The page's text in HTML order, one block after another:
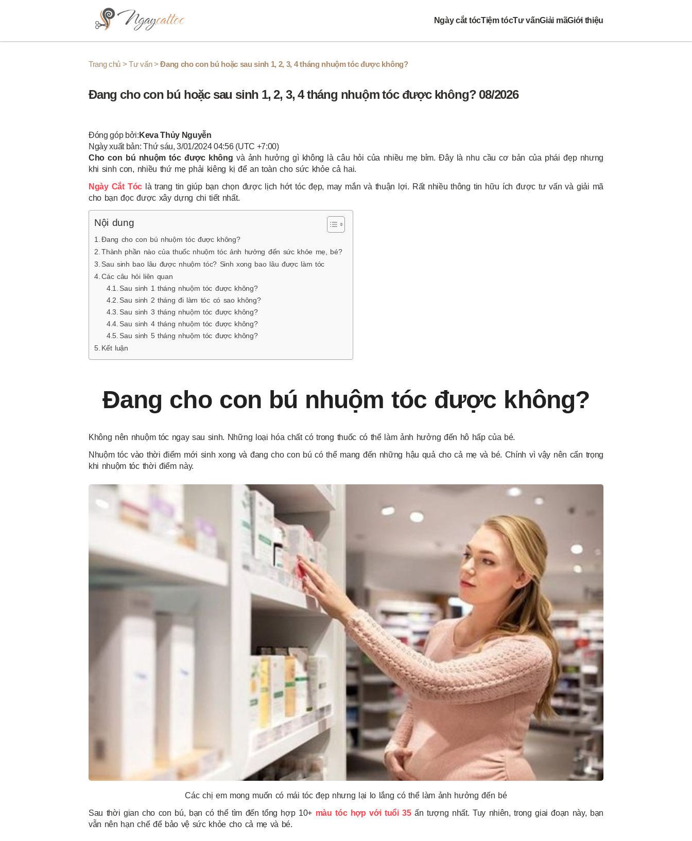
Ngày cắt tócTiệm tócTư vấnGiải mãGiới thiệu
Trang chủ >Tư vấn>Đang cho con bú hoặc sau sinh 1, 2, 3, 4 tháng nhuộm tóc được không?
Đang cho con bú hoặc sau sinh 1, 2, 3, 4 tháng nhuộm tóc được không? 08/2026
Đóng góp bởi: Keva Thủy Nguyễn
Ngày xuất bản: Thứ sáu, 3/01/2024 04:56 (UTC +7:00)
Cho con bú nhuộm tóc được không và ảnh hưởng gì không là câu hỏi của nhiều mẹ bỉm. Đây là nhu cầu cơ bản của phái đẹp nhưng
khi sinh con, nhiều thứ mẹ phải kiêng kị để an toàn cho sức khỏe cả hai.
Ngày Cắt Tóclà trang tin giúp bạn chọn được lịch hớt tóc đẹp, may mắn và thuận lợi. Rất nhiều thông tin hữu ích được tư vấn và giải mã
cho bạn đọc được xây dựng chi tiết nhất.
Nội dung
Đang cho con bú nhuộm tóc được không?
Thành phần nào của thuốc nhuộm tóc ảnh hưởng đến sức khỏe mẹ, bé?
Sau sinh bao lâu được nhuộm tóc? Sinh xong bao lâu được làm tóc
Các câu hỏi liên quan
Sau sinh 1 tháng nhuộm tóc được không?
Sau sinh 2 tháng đi làm tóc có sao không?
Sau sinh 3 tháng nhuộm tóc được không?
Sau sinh 4 tháng nhuộm tóc được không?
Sau sinh 5 tháng nhuộm tóc được không?
Kết luận
Đang cho con bú nhuộm tóc được không?
Không nên nhuộm tóc ngay sau sinh. Những loại hóa chất có trong thuốc có thể làm ảnh hưởng đến hô hấp của bé.
Nhuộm tóc vào thời điểm mới sinh xong và đang cho con bú có thể mang đến những hậu quả cho cả mẹ và bé. Chính vì vậy nên cẩn trọng
khi nhuộm tóc thời điểm này.
Các chị em mong muốn có mái tóc đẹp nhưng lại lo lắng có thể làm ảnh hưởng đến bé
Sau thời gian cho con bú, bạn có thể tìm đến tổng hợp 10+ màu tóc hợp với tuổi 35ấn tượng nhất. Tuy nhiên, trong giai đoạn này, bạn
vẫn nên hạn chế để bảo vệ sức khỏe cho cả mẹ và bé.